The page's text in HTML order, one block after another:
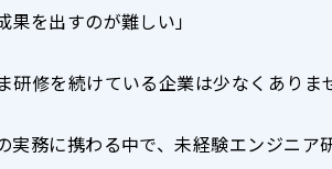
果を出すのが難しい」
修を続けている企業は少なくありま
実務に携わる中で、未経験エンジニア